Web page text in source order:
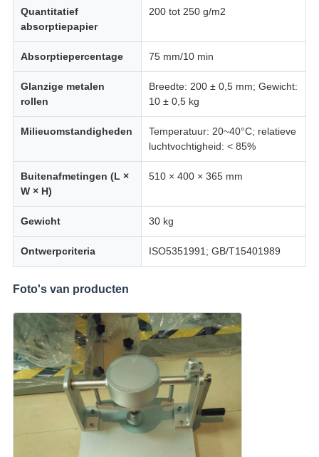
Quantitatief
absorptiepapier
200 tot 250 g/m2
Absorptiepercentage 75 mm/10 min
Glanzige metalen
rollen
Breedte: 200 ± 0,5 mm; Gewicht:
10 ± 0,5 kg
Milieuomstandigheden
Temperatuur: 20~40°C; relatieve
luchtvochtigheid: < 85%
Buitenafmetingen (L ×
W × H)
510 × 400 × 365 mm
Gewicht 30 kg
Ontwerpcriteria ISO5351991; GB/T15401989
Foto's van producten